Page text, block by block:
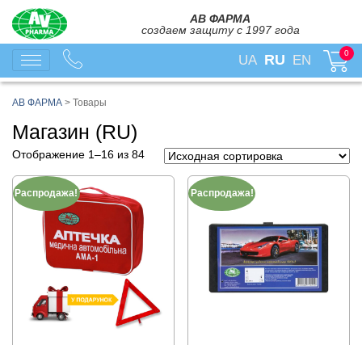
АВ ФАРМА
создаем защиту с 1997 года
UA RU EN 0
АВ ФАРМА > Товары
Магазин (RU)
Отображение 1–16 из 84
Распродажа! Распродажа!